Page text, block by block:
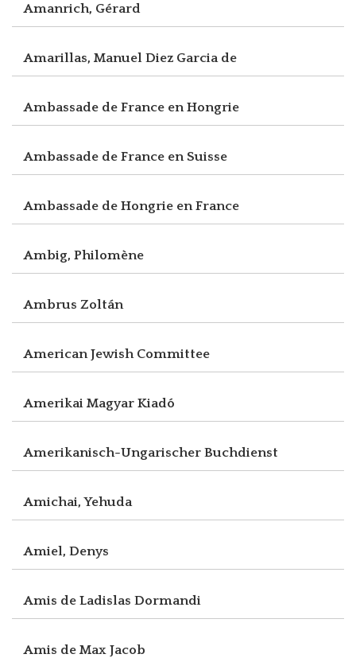
Amanrich, Gérard
Amarillas, Manuel Diez Garcia de
Ambassade de France en Hongrie
Ambassade de France en Suisse
Ambassade de Hongrie en France
Ambig, Philomène
Ambrus Zoltán
American Jewish Committee
Amerikai Magyar Kiadó
Amerikanisch-Ungarischer Buchdienst
Amichai, Yehuda
Amiel, Denys
Amis de Ladislas Dormandi
Amis de Max Jacob